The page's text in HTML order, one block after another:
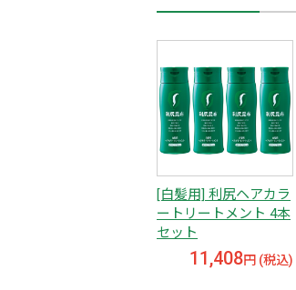
[白髪用] 利尻ヘアカラ
ートリートメント 4本
セット
11,408円 (税込)